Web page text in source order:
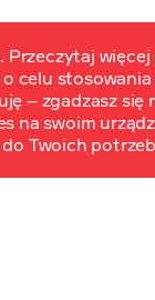
więcej
celu
– zgadzasz się
na swoim
Twoich